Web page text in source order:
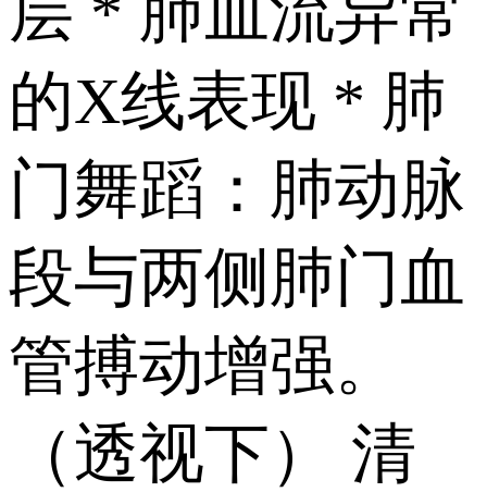
的X线表现 * 肺
门舞蹈：肺动脉
段与两侧肺门血
管搏动增强。
（透视下） 清